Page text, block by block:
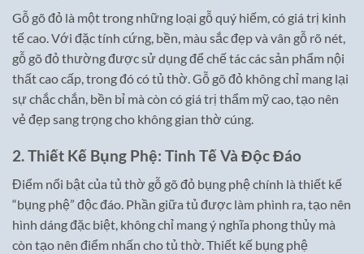
Gỗ gõ đỏ là một trong những loại gỗ quý hiếm, có giá trị kinh
tế cao. Với đặc tính cứng, bền, màu sắc đẹp và vân gỗ rõ nét,
gỗ gõ đỏ thường được sử dụng để chế tác các sản phẩm nội
thất cao cấp, trong đó có tủ thờ. Gỗ gõ đỏ không chỉ mang lại
sự chắc chắn, bền bỉ mà còn có giá trị thẩm mỹ cao, tạo nên
vẻ đẹp sang trọng cho không gian thờ cúng.
2. Thiết Kế Bụng Phệ: Tinh Tế Và Độc Đáo
Điểm nổi bật của tủ thờ gỗ gõ đỏ bụng phệ chính là thiết kế
“bụng phệ” độc đáo. Phần giữa tủ được làm phình ra, tạo nên
hình dáng đặc biệt, không chỉ mang ý nghĩa phong thủy mà
còn tạo nên điểm nhấn cho tủ thờ. Thiết kế bụng phệ